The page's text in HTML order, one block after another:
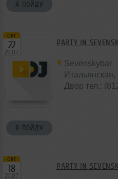
Я ПОЙДУ
окт
22
2007
Я ПОЙДУ
PARTY IN
Sevenskybar
Двор тел.:
окт
18
2007
PARTY IN